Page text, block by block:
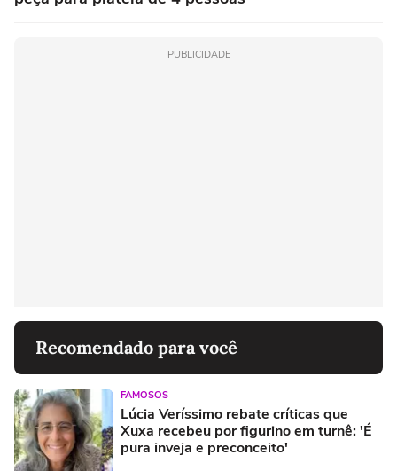
PUBLICIDADE
Recomendado para você
FAMOSOS
Lúcia Veríssimo rebate críticas que
Xuxa recebeu por figurino em turnê: 'É
pura inveja e preconceito'